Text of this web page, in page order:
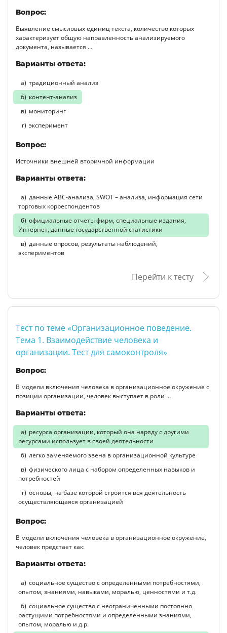
Вопрос:
Выявление смысловых единиц текста, количество которых
характеризует общую направленность анализируемого
документа, называется …
Варианты ответа:
традиционный анализ
контент-анализ
мониторинг
эксперимент
Вопрос:
Источники внешней вторичной информации
Варианты ответа:
данные АВС-анализа, SWOT – анализа, информация сети
торговых корреспондентов
официальные отчеты фирм, специальные издания,
Интернет, данные государственной статистики
данные опросов, результаты наблюдений,
экспериментов
Перейти к тесту
Тест по теме «Организационное поведение.
Тема 1. Взаимодействие человека и
организации. Тест для самоконтроля»
Вопрос:
В модели включения человека в организационное окружение с
позиции организации, человек выступает в роли …
Варианты ответа:
ресурса организации, который она наряду с другими
ресурсами использует в своей деятельности
легко заменяемого звена в организационной культуре
физического лица с набором определенных навыков и
потребностей
основы, на базе которой строится вся деятельность
осуществляющаяся организацией
Вопрос:
В модели включения человека в организационное окружение,
человек предстает как:
Варианты ответа:
социальное существо с определенными потребностями,
опытом, знаниями, навыками, моралью, ценностями и т.д.
социальное существо с неограниченными постоянно
растущими потребностями и определенными знаниями,
опытом, моралью и д.р.